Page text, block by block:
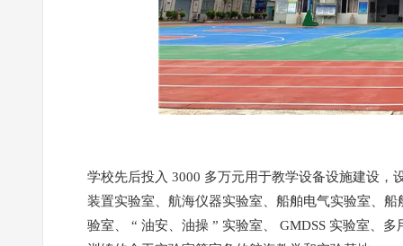
学校先后投入 3000 多万元用于教学设备设施建设
装置实验室、航海仪器实验室、船舶电气实验室、
验室、 “ 油安、油操 ” 实验室、 GMDSS 实验室、